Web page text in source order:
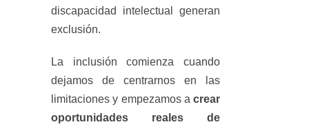
discapacidad intelectual generan
exclusión.
La inclusión comienza cuando
dejamos de centrarnos en las
limitaciones y empezamos a crear
oportunidades reales de